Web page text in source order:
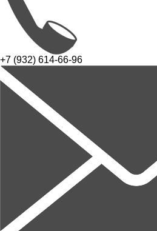
+7 (932) 614-66-96